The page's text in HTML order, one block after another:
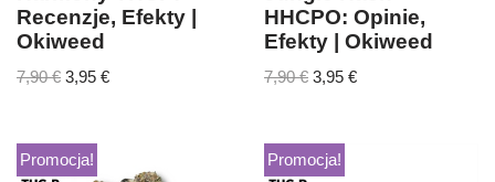
Recenzje, Efekty |
Okiweed
7,90€ 3,95 €
HHCPO: Opinie,
Efekty | Okiweed
7,90€ 3,95 €
Promocja! Promocja!